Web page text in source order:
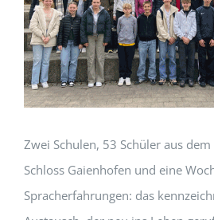
Zwei Schulen, 53 Schüler aus
Schloss Gaienhofen und eine
Spracherfahrungen: das